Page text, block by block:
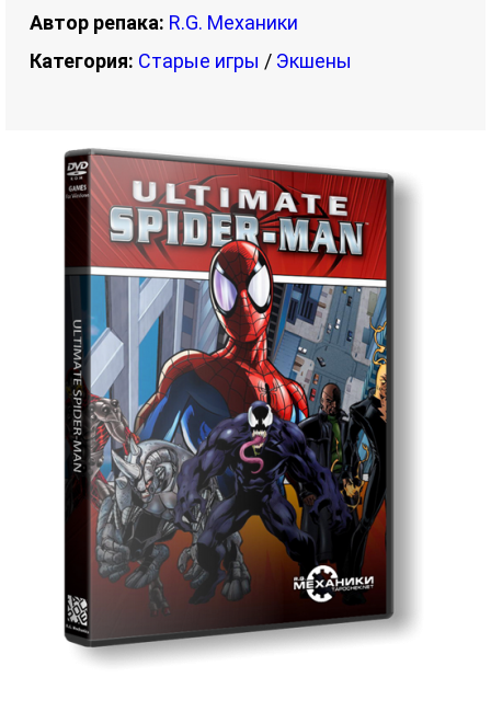
Автор репака: R.G. Механики
Категория: Старые игры / Экшены